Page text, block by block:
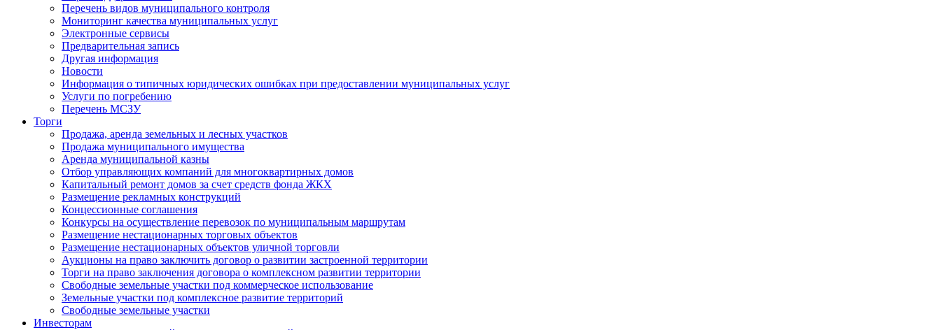
Перечень видов муниципального контроля
Мониторинг качества муниципальных услуг
Электронные сервисы
Предварительная запись
Другая информация
Новости
Информация о типичных юридических ошибках при предоставлении муниципальных услуг
Услуги по погребению
Перечень МСЗУ
Торги
Продажа, аренда земельных и лесных участков
Продажа муниципального имущества
Аренда муниципальной казны
Отбор управляющих компаний для многоквартирных домов
Капитальный ремонт домов за счет средств фонда ЖКХ
Размещение рекламных конструкций
Концессионные соглашения
Конкурсы на осуществление перевозок по муниципальным маршрутам
Размещение нестационарных торговых объектов
Размещение нестационарных объектов уличной торговли
Аукционы на право заключить договор о развитии застроенной территории
Торги на право заключения договора о комплексном развитии территории
Свободные земельные участки под коммерческое использование
Земельные участки под комплексное развитие территорий
Свободные земельные участки
Инвесторам